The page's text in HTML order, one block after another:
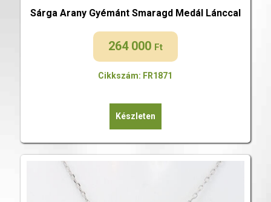
Sárga Arany Gyémánt Smaragd Medál Lánccal
264 000 Ft
Cikkszám: FR1871
Készleten